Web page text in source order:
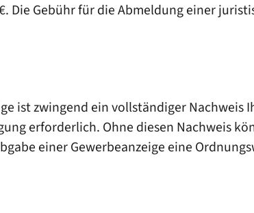
Die Gebühr für die Abmeldung einer
ist zwingend ein vollständiger Nachweis
erforderlich. Ohne diesen Nachweis
einer Gewerbeanzeige eine